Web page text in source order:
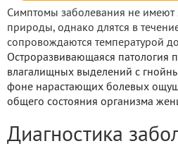
Симптомы заболевания не
природы, однако длятся в
сопровождаются температурой
Остроразвивающаяся патология
влагалищных выделений с
фоне нарастающих болевых
общего состояния организма
Диагностика